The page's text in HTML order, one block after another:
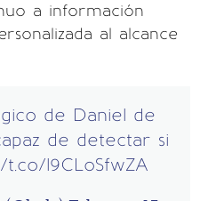
a información
al alcance
de Daniel de
de detectar si
t.co/l9CLoSfwZA